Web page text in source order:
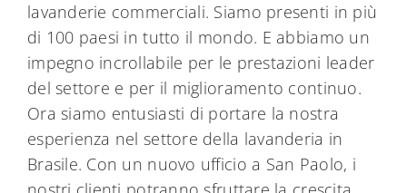
lavanderie commerciali. Siamo presenti in più
di 100 paesi in tutto il mondo. E abbiamo un
impegno incrollabile per le prestazioni leader
del settore e per il miglioramento continuo.
Ora siamo entusiasti di portare la nostra
esperienza nel settore della lavanderia in
Brasile. Con un nuovo ufficio a San Paolo, i